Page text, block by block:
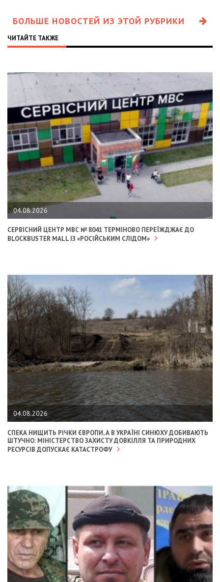
БОЛЬШЕ НОВОСТЕЙ ИЗ ЭТОЙ РУБРИКИ
ЧИТАЙТЕ ТАКЖЕ
04.08.2026
СЕРВІСНИЙ ЦЕНТР МВС № 8041 ТЕРМІНОВО ПЕРЕЇЖДЖАЄ ДО
BLOCKBUSTER MALL ІЗ «РОСІЙСЬКИМ СЛІДОМ»
04.08.2026
СПЕКА НИЩИТЬ РІЧКИ ЄВРОПИ, А В УКРАЇНІ СИНЮХУ ДОБИВАЮТЬ
ШТУЧНО: МІНІСТЕРСТВО ЗАХИСТУ ДОВКІЛЛЯ ТА ПРИРОДНИХ
РЕСУРСІВ ДОПУСКАЄ КАТАСТРОФУ